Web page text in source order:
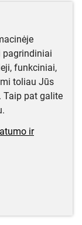
pagrindiniai
funkciniai,
toliau Jūs
Taip pat galite
ir